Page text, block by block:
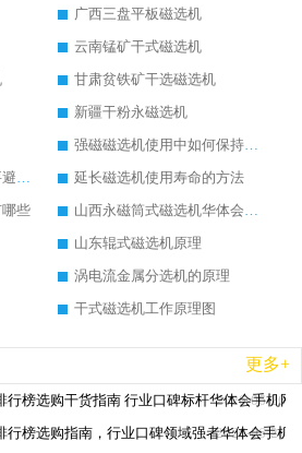
广西三盘平板磁选机
云南锰矿干式磁选机
甘肃贫铁矿干选磁选机
新疆干粉永磁选机
延长磁选机使用寿命的方法
些
山东辊式磁选机原理
涡电流金属分选机的原理
干式磁选机工作原理图
更多+
2026-06-26
行榜选购干货指南 行业口碑标杆华体会手机网
2026-06-26
行榜选购指南，行业口碑领域强者华体会手机